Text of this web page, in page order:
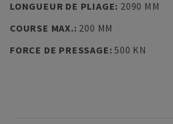
LONGUEUR DE PLIAGE: 2090 MM
COURSE MAX.: 200 MM
FORCE DE PRESSAGE:500 KN